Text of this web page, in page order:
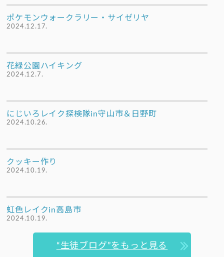
ポケモンウォークラリー・サイゼリヤ
2024.12.17.
花緑公園ハイキング
2024.12.7.
にじいろレイク探検隊in守山市＆日野町
2024.10.26.
クッキー作り
2024.10.19.
虹色レイクin高島市
2024.10.19.
“生徒ブログ”をもっと見る